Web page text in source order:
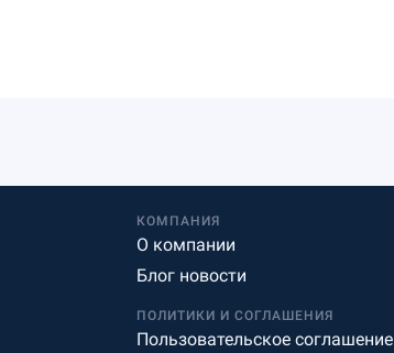
КОМПАНИЯ
О компании
Блог новости
ПОЛИТИКИ И СОГЛАШЕНИЯ
Пользовательское соглашение